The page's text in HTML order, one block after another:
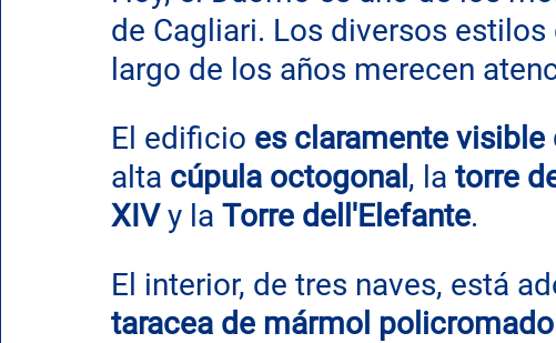
de Cagliari. Los diversos
largo de los años merecen
El edificio es claramente
alta cúpula octogonal , la torre
XIV y la Torre dell'Elefante.
El interior, de tres naves, está
taracea de mármol policromado